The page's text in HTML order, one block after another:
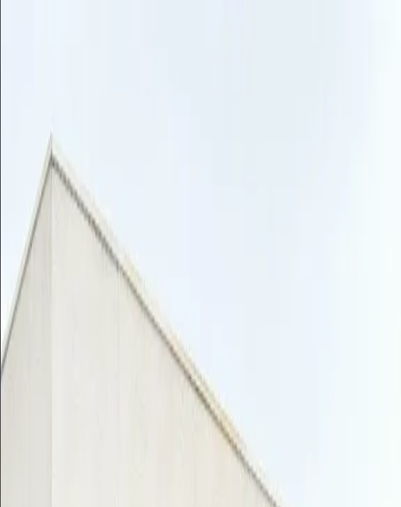
Intranet
COMIDA PUBLICACIÓN 27
DE JUNIO
Sábado, 27 de junio de 2026 · 13:00 h